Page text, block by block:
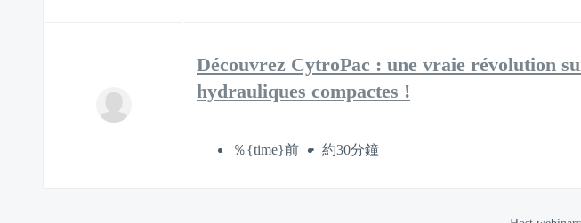
Découvrez CytroPac : une vraie révolution
hydrauliques compactes !
％{time}前 約30分鐘